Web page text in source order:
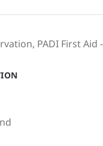
PADI First Aid -